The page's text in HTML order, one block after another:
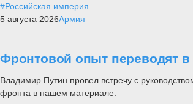
#Российская империя
5 августа 2026Армия
Фронтовой опыт переводят
Владимир Путин провел встречу с
фронта в нашем материале.